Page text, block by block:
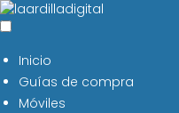
Inicio
Guías de compra
Móviles